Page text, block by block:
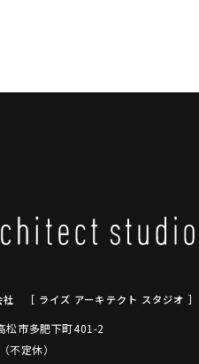
社 ［ ライズ アーキテクト スタジオ ］
松市多肥下町401-2
定休）